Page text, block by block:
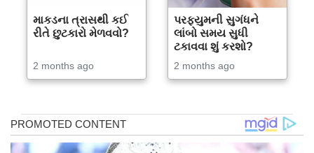
માકડના ત્રાસથી કઈ
રીતે છુટકારો મેળવવો?
2 months ago
પરફ્યુમની સુગંધને
લાંબો સમય સુધી
ટકાવવા શું કરશો?
2 months ago